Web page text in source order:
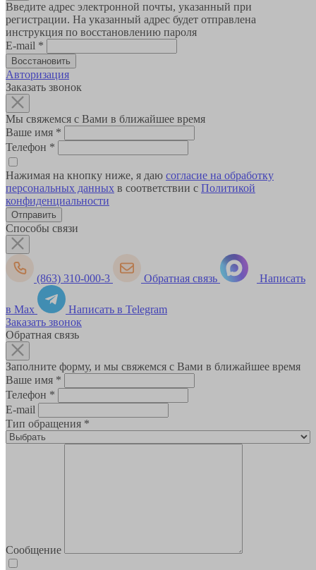
Введите адрес электронной почты, указанный при
регистрации. На указанный адрес будет отправлена
инструкция по восстановлению пароля
E-mail *
Авторизация
Заказать звонок
Мы свяжемся с Вами в ближайшее время
Ваше имя *
Телефон *
Нажимая на кнопку ниже, я даю согласие на обработку
персональных данных в соответствии с Политикой
конфиденциальности
Способы связи
(863) 310-000-3 Обратная связь Написать
в Max
Написать в Telegram
Заказать звонок
Обратная связь
Заполните форму, и мы свяжемся с Вами в ближайшее время
Ваше имя *
Телефон *
E-mail
Тип обращения *
Сообщение